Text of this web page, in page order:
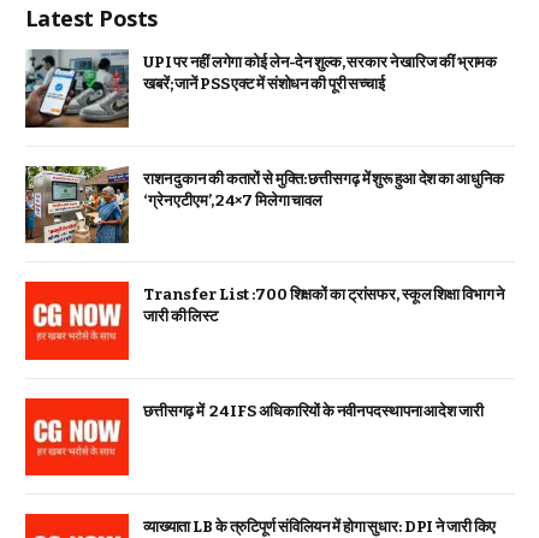
Latest Posts
UPI पर नहीं लगेगा कोई लेन-देन शुल्क, सरकार ने खारिज कीं भ्रामक
खबरें; जानें PSS एक्ट में संशोधन की पूरी सच्चाई
राशन दुकान की कतारों से मुक्ति: छत्तीसगढ़ में शुरू हुआ देश का आधुनिक
‘ग्रेन एटीएम’, 24×7 मिलेगा चावल
Transfer List :700 शिक्षकों का ट्रांसफर, स्कूल शिक्षा विभाग ने
जारी की लिस्ट
छत्तीसगढ़ में 24 IFS अधिकारियों के नवीन पदस्थापना आदेश जारी
व्याख्याता LB के त्रुटिपूर्ण संविलियन में होगा सुधार: DPI ने जारी किए